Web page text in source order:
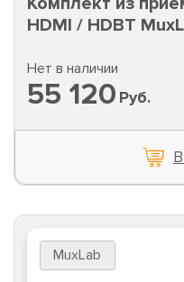
HDMI / HDBT
Нет в наличии
55 120 Руб.
MuxLab